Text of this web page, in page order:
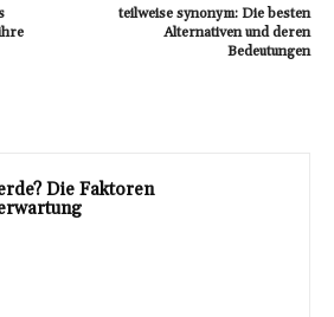
teilweise synonym: Die besten
Alternativen und deren
Bedeutungen
Die Faktoren